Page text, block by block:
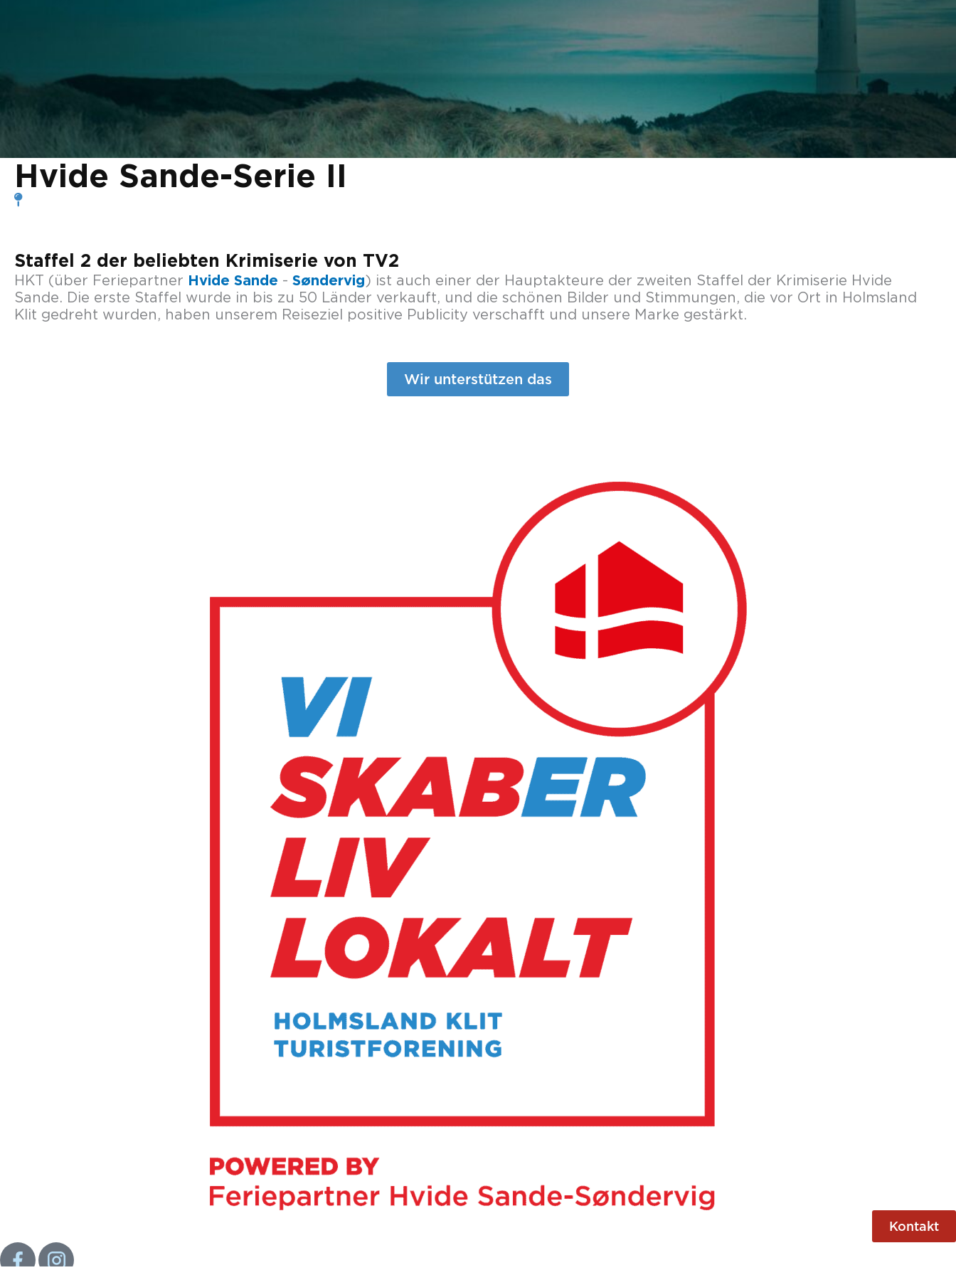
Hvide Sande-Serie II
Staffel 2 der beliebten Krimiserie von TV2
HKT (über Feriepartner Hvide Sande - Søndervig) ist auch einer der Hauptakteure der zweiten Staffel der Krimiserie Hvide
Sande. Die erste Staffel wurde in bis zu 50 Länder verkauft, und die schönen Bilder und Stimmungen, die vor Ort in Holmsland
Klit gedreht wurden, haben unserem Reiseziel positive Publicity verschafft und unsere Marke gestärkt.
Wir unterstützen das
Kontakt